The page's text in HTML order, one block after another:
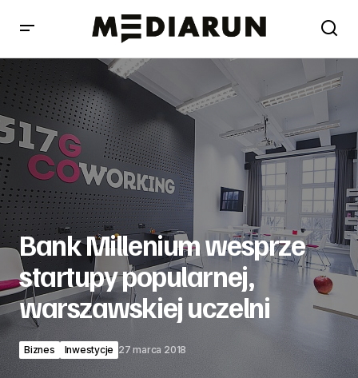
Bank Millenium wesprze startupy popularnej,
warszawskiej uczelni
Bank Millenium wesprze
startupy popularnej,
warszawskiej uczelni
Biznes Inwestycje 27 marca 2018